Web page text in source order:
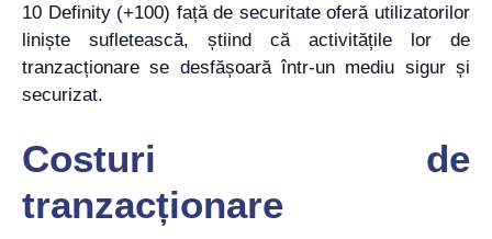
10 Definity (+100) față de securitate oferă utilizatorilor
liniște sufletească, știind că activitățile lor de
tranzacționare se desfășoară într-un mediu sigur și
securizat.
Costuri de
tranzacționare